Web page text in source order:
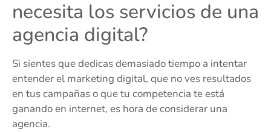
necesita los servicios de una
agencia digital?
Si sientes que dedicas demasiado tiempo a intentar
entender el marketing digital, que no ves resultados
en tus campañas o que tu competencia te está
ganando en internet, es hora de considerar una
agencia.